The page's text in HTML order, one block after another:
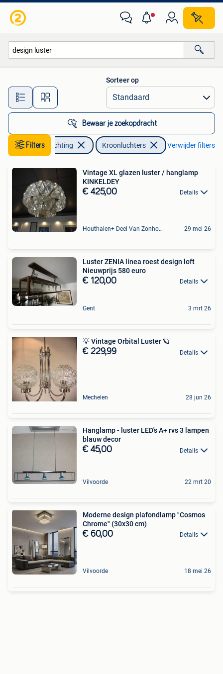
Alle afstanden…
Sorteer op
Bewaar je zoekopdracht
Filters
Huis en Inrichting Kroonluchters Verwijder filters
Vintage XL glazen luster / hanglamp
KINKELDEY
€ 425,00 Details
Houthalen+ Deel Van Zonhoven En Zolder 29 mei 26
Luster ZENIA línea roest design loft
Nieuwprijs 580 euro
€ 120,00 Details
Gent 3 mrt 26
💡 Vintage Orbital Luster 🪐
€ 229,99 Details
Mechelen 28 jun 26
Hanglamp - luster LED's A+ rvs 3 lampen
blauw decor
€ 45,00 Details
Vilvoorde 22 mrt 20
Moderne design plafondlamp "Cosmos
Chrome" (30x30 cm)
€ 60,00 Details
Vilvoorde 18 mei 26